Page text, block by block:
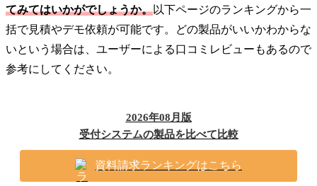
てみてはいかがでしょうか。以下ページのランキングから一
括で見積やデモ依頼が可能です。どの製品がいいかわからな
いという場合は、ユーザーによる口コミレビューもあるので
参考にしてください。
2026年08月版
受付システムの製品を比べて比較
資料請求ランキングはこちら